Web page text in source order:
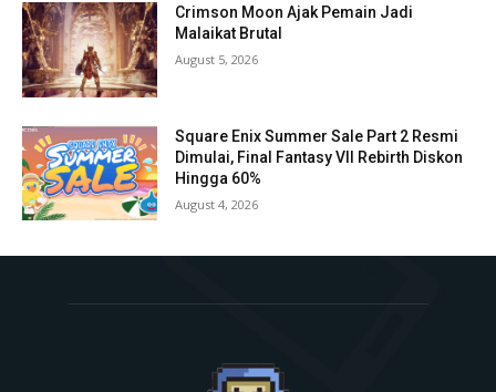
Crimson Moon Ajak Pemain Jadi
Malaikat Brutal
August 5, 2026
Square Enix Summer Sale Part 2 Resmi
Dimulai, Final Fantasy VII Rebirth Diskon
Hingga 60%
August 4, 2026